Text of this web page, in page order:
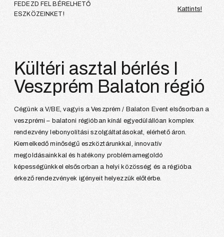
FEDEZD FEL BÉRELHETŐ
ESZKÖZEINKET!
Kattints!
Kültéri asztal bérlés I
Veszprém Balaton régió
Cégünk a V/BE, vagyis a Veszprém / Balaton Event elsősorban a
veszprémi – balatoni régióban kínál egyedülállóan komplex
rendezvény lebonyolítási szolgáltatásokat, elérhető áron.
Kiemelkedő minőségű eszköztárunkkal, innovatív
megoldásainkkal és hatékony problémamegoldó
képességünkkel elsősorban a helyi közösség és a régióba
érkező rendezvények igényeit helyezzük előtérbe.